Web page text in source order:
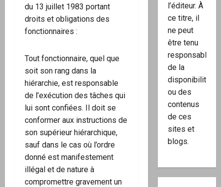
du 13 juillet 1983 portant
droits et obligations des
fonctionnaires :
Tout fonctionnaire, quel que
soit son rang dans la
hiérarchie, est responsable
de l’exécution des tâches qui
lui sont confiées. Il doit se
conformer aux instructions de
son supérieur hiérarchique,
sauf dans le cas où l’ordre
donné est manifestement
illégal et de nature à
compromettre gravement un
l’éditeur. À
ce titre, il
ne peut
être tenu
responsable
de la
disponibilité
ou des
contenus
de ces
sites et
blogs.